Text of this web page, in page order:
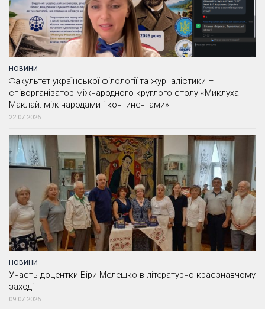
НОВИНИ
Факультет української філології та журналістики –
співорганізатор міжнародного круглого столу «Миклуха-
Маклай: між народами і континентами»
22.07.2026
НОВИНИ
Участь доцентки Віри Мелешко в літературно-краєзнавчому
заході
09.07.2026